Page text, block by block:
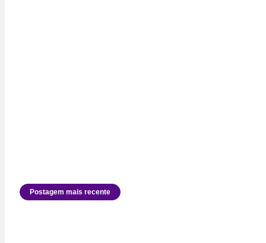
Postagem mais recente